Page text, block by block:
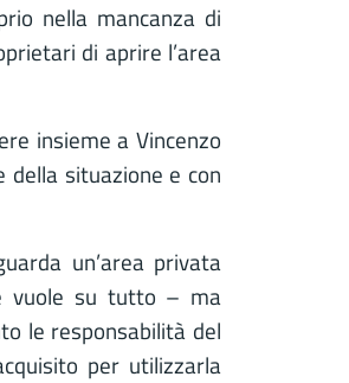
nella mancanza di
di aprire l’area
insieme a Vincenzo
della situazione e con
un’area privata
vuole su tutto – ma
le responsabilità del
per utilizzarla